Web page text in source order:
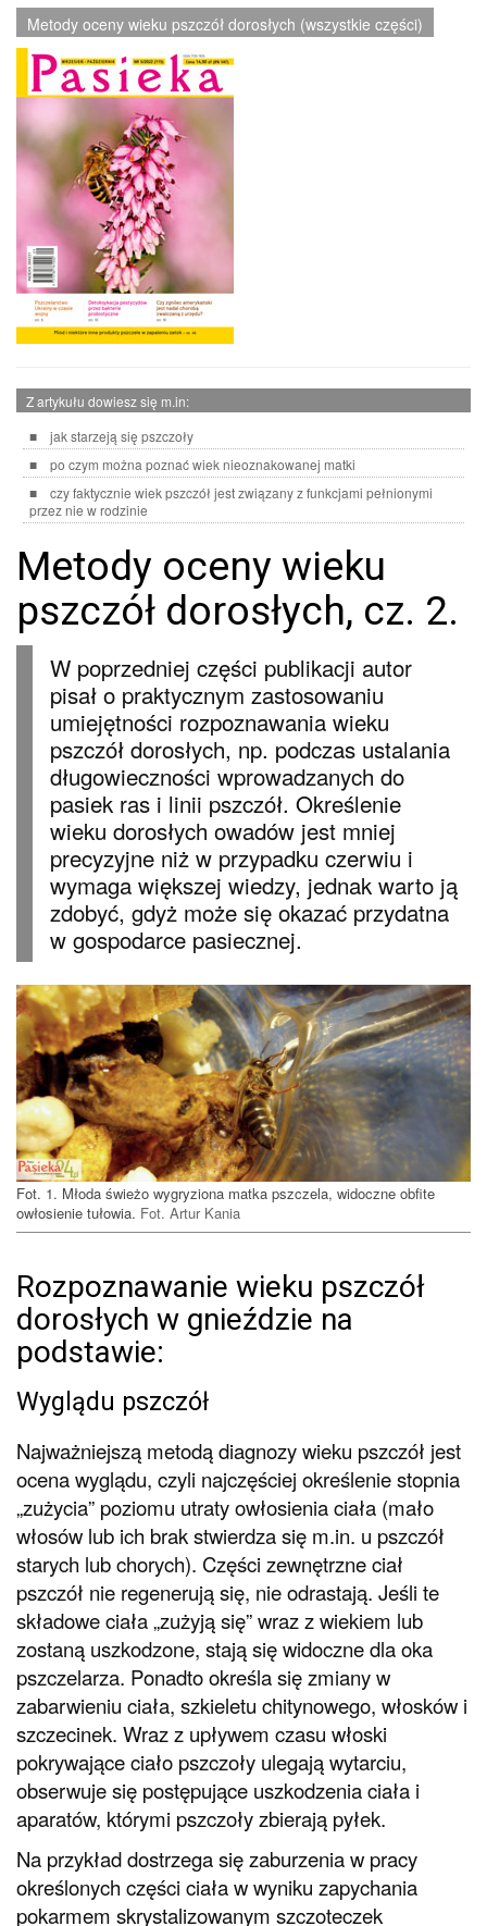
Metody oceny wieku pszczół dorosłych (wszystkie części)
Z artykułu dowiesz się m.in:
jak starzeją się pszczoły
po czym można poznać wiek nieoznakowanej matki
czy faktycznie wiek pszczół jest związany z funkcjami pełnionymi
przez nie w rodzinie
Metody oceny wieku
pszczół dorosłych, cz. 2.
W poprzedniej części publikacji autor
pisał o praktycznym zastosowaniu
umiejętności rozpoznawania wieku
pszczół dorosłych, np. podczas ustalania
długowieczności wprowadzanych do
pasiek ras i linii pszczół. Określenie
wieku dorosłych owadów jest mniej
precyzyjne niż w przypadku czerwiu i
wymaga większej wiedzy, jednak warto ją
zdobyć, gdyż może się okazać przydatna
w gospodarce pasiecznej.
Fot. 1. Młoda świeżo wygryziona matka pszczela, widoczne obfite
owłosienie tułowia. Fot. Artur Kania
Rozpoznawanie wieku pszczół
dorosłych w gnieździe na
podstawie:
Wyglądu pszczół
Najważniejszą metodą diagnozy wieku pszczół jest
ocena wyglądu, czyli najczęściej określenie stopnia
„zużycia” poziomu utraty owłosienia ciała (mało
włosów lub ich brak stwierdza się m.in. u pszczół
starych lub chorych). Części zewnętrzne ciał
pszczół nie regenerują się, nie odrastają. Jeśli te
składowe ciała „zużyją się” wraz z wiekiem lub
zostaną uszkodzone, stają się widoczne dla oka
pszczelarza. Ponadto określa się zmiany w
zabarwieniu ciała, szkieletu chitynowego, włosków i
szczecinek. Wraz z upływem czasu włoski
pokrywające ciało pszczoły ulegają wytarciu,
obserwuje się postępujące uszkodzenia ciała i
aparatów, którymi pszczoły zbierają pyłek.
Na przykład dostrzega się zaburzenia w pracy
określonych części ciała w wyniku zapychania
pokarmem skrystalizowanym szczoteczek